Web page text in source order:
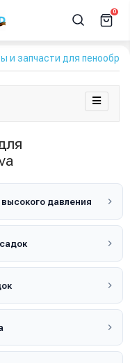
0
и запчасти для
давления